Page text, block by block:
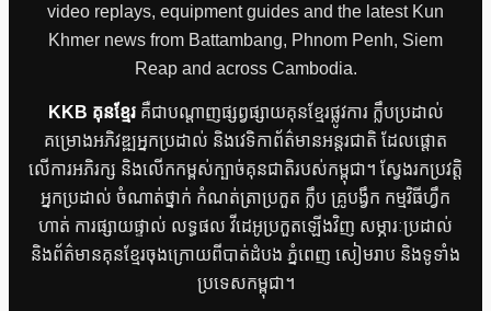
video replays, equipment guides and the latest Kun
Khmer news from Battambang, Phnom Penh, Siem
Reap and across Cambodia.
KKB គុនខ្មែរគឺជាបណ្តាញផ្សព្វផ្សាយគុនខ្មែរផ្លូវការ ក្លឹបប្រដាល់
គម្រោងអភិវឌ្ឍអ្នកប្រដាល់ និងវេទិកាព័ត៌មានអន្តរជាតិ ដែលផ្តោត
លើការអភិរក្ស និងលើកកម្ពស់ក្បាច់គុនជាតិរបស់កម្ពុជា។ ស្វែងរកប្រវត្តិ
អ្នកប្រដាល់ ចំណាត់ថ្នាក់ កំណត់ត្រាប្រកួត ក្លឹប គ្រូបង្វឹក កម្មវិធីហ្វឹក
ហាត់ ការផ្សាយផ្ទាល់ លទ្ធផល វីដេអូប្រកួតឡើងវិញ សម្ភារៈប្រដាល់
និងព័ត៌មានគុនខ្មែរចុងក្រោយពីបាត់ដំបង ភ្នំពេញ សៀមរាប និងទូទាំង
ប្រទេសកម្ពុជា។